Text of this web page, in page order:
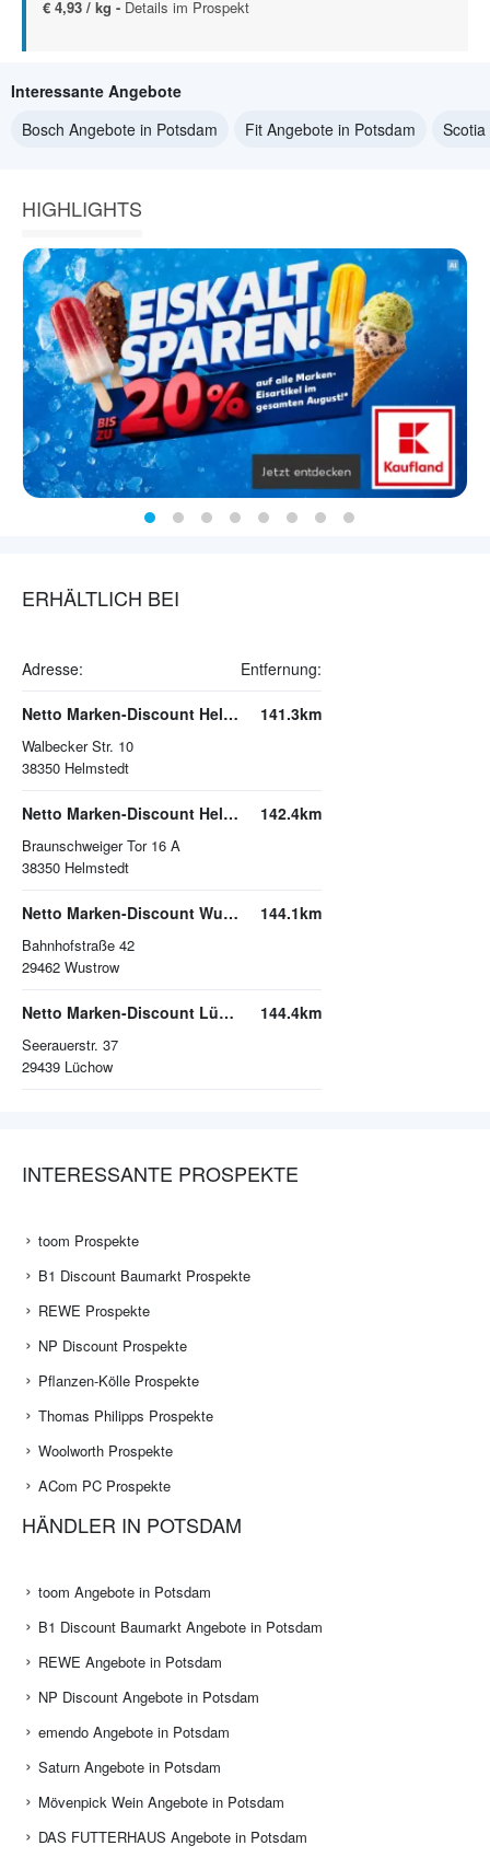
€ 4,93 / kg - Details im Prospekt
Interessante Angebote
Bosch Angebote in Potsdam
Fit Angebote in Potsdam
HIGHLIGHTS
ERHÄLTLICH BEI
Adresse: Entfernung:
Netto Marken-Discount Helmstedt
Walbecker Str. 10
38350 Helmstedt
141.3km
Netto Marken-Discount Helmstedt
Braunschweiger Tor 16 A
38350 Helmstedt
142.4km
Netto Marken-Discount Wustrow
Bahnhofstraße 42
29462 Wustrow
144.1km
Netto Marken-Discount Lüchow
Seerauerstr. 37
29439 Lüchow
144.4km
INTERESSANTE PROSPEKTE
toom Prospekte
B1 Discount Baumarkt Prospekte
REWE Prospekte
NP Discount Prospekte
Pflanzen-Kölle Prospekte
Thomas Philipps Prospekte
Woolworth Prospekte
ACom PC Prospekte
HÄNDLER IN POTSDAM
toom Angebote in Potsdam
B1 Discount Baumarkt Angebote in Potsdam
REWE Angebote in Potsdam
NP Discount Angebote in Potsdam
emendo Angebote in Potsdam
Saturn Angebote in Potsdam
Mövenpick Wein Angebote in Potsdam
DAS FUTTERHAUS Angebote in Potsdam